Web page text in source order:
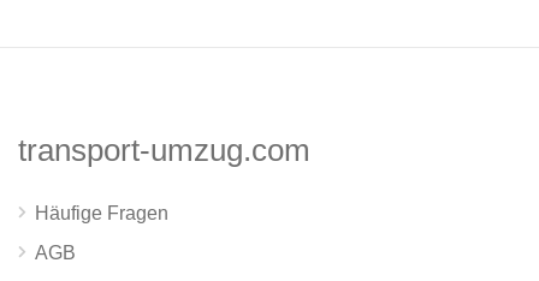
transport-umzug.com
Häufige Fragen
AGB